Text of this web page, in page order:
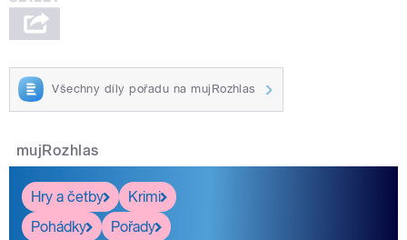
Všechny díly pořadu na mujRozhlas
mujRozhlas
Hry a četby
Krimi
Pohádky
Pořady